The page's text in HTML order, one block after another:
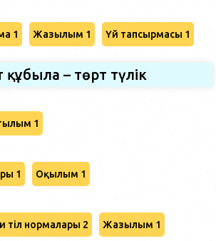
1 Жазылым 1 Үй тапсырмасы 1
құбыла – төрт түлік
1
1 Оқылым 1
тіл нормалары 2 Жазылым 1